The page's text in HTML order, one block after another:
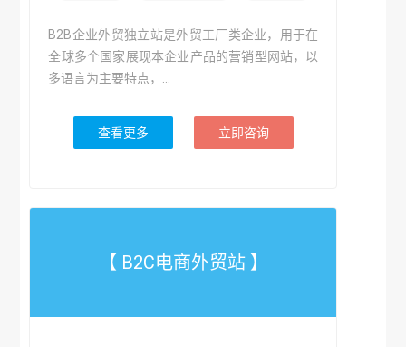
B2B企业外贸独立站是外贸工厂类企业，用于在
全球多个国家展现本企业产品的营销型网站，以
多语言为主要特点，...
查看更多 立即咨询
【 B2C电商外贸站 】